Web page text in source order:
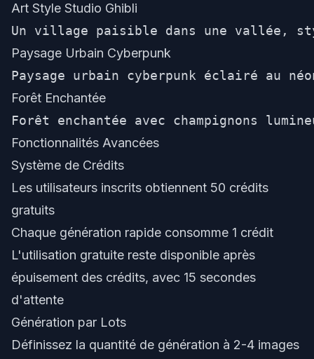
Art Style Studio Ghibli
Paysage Urbain Cyberpunk
Forêt Enchantée
Fonctionnalités Avancées
Système de Crédits
Les utilisateurs inscrits obtiennent 50 crédits
gratuits
Chaque génération rapide consomme 1 crédit
L'utilisation gratuite reste disponible après
épuisement des crédits, avec 15 secondes
d'attente
Génération par Lots
Définissez la quantité de génération à 2-4 images